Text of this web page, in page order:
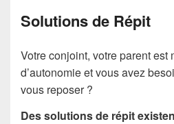
Solutions de Répit
Votre conjoint, votre parent est
d’autonomie et vous avez
vous reposer ?
Des solutions de répit